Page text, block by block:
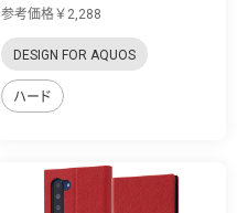
参考価格￥2,288
DESIGN FOR AQUOS
ハード